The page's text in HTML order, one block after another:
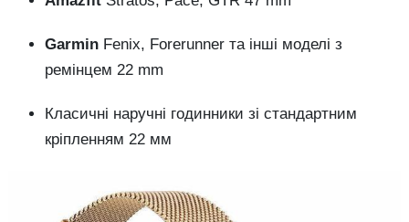
Garmin Fenix, Forerunner та інші моделі з
ремінцем 22 mm
Класичні наручні годинники зі стандартним
кріпленням 22 мм